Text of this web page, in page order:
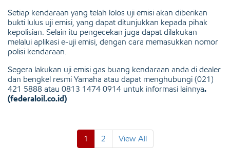
Setiap kendaraan yang telah lolos uji emisi akan diberikan
bukti lulus uji emisi, yang dapat ditunjukkan kepada pihak
kepolisian. Selain itu pengecekan juga dapat dilakukan
melalui aplikasi e-uji emisi, dengan cara memasukkan nomor
polisi kendaraan.
Segera lakukan uji emisi gas buang kendaraan anda di dealer
dan bengkel resmi Yamaha atau dapat menghubungi (021)
421 5888 atau 0813 1474 0914 untuk informasi lainnya.
(federaloil.co.id)
1 2 View All